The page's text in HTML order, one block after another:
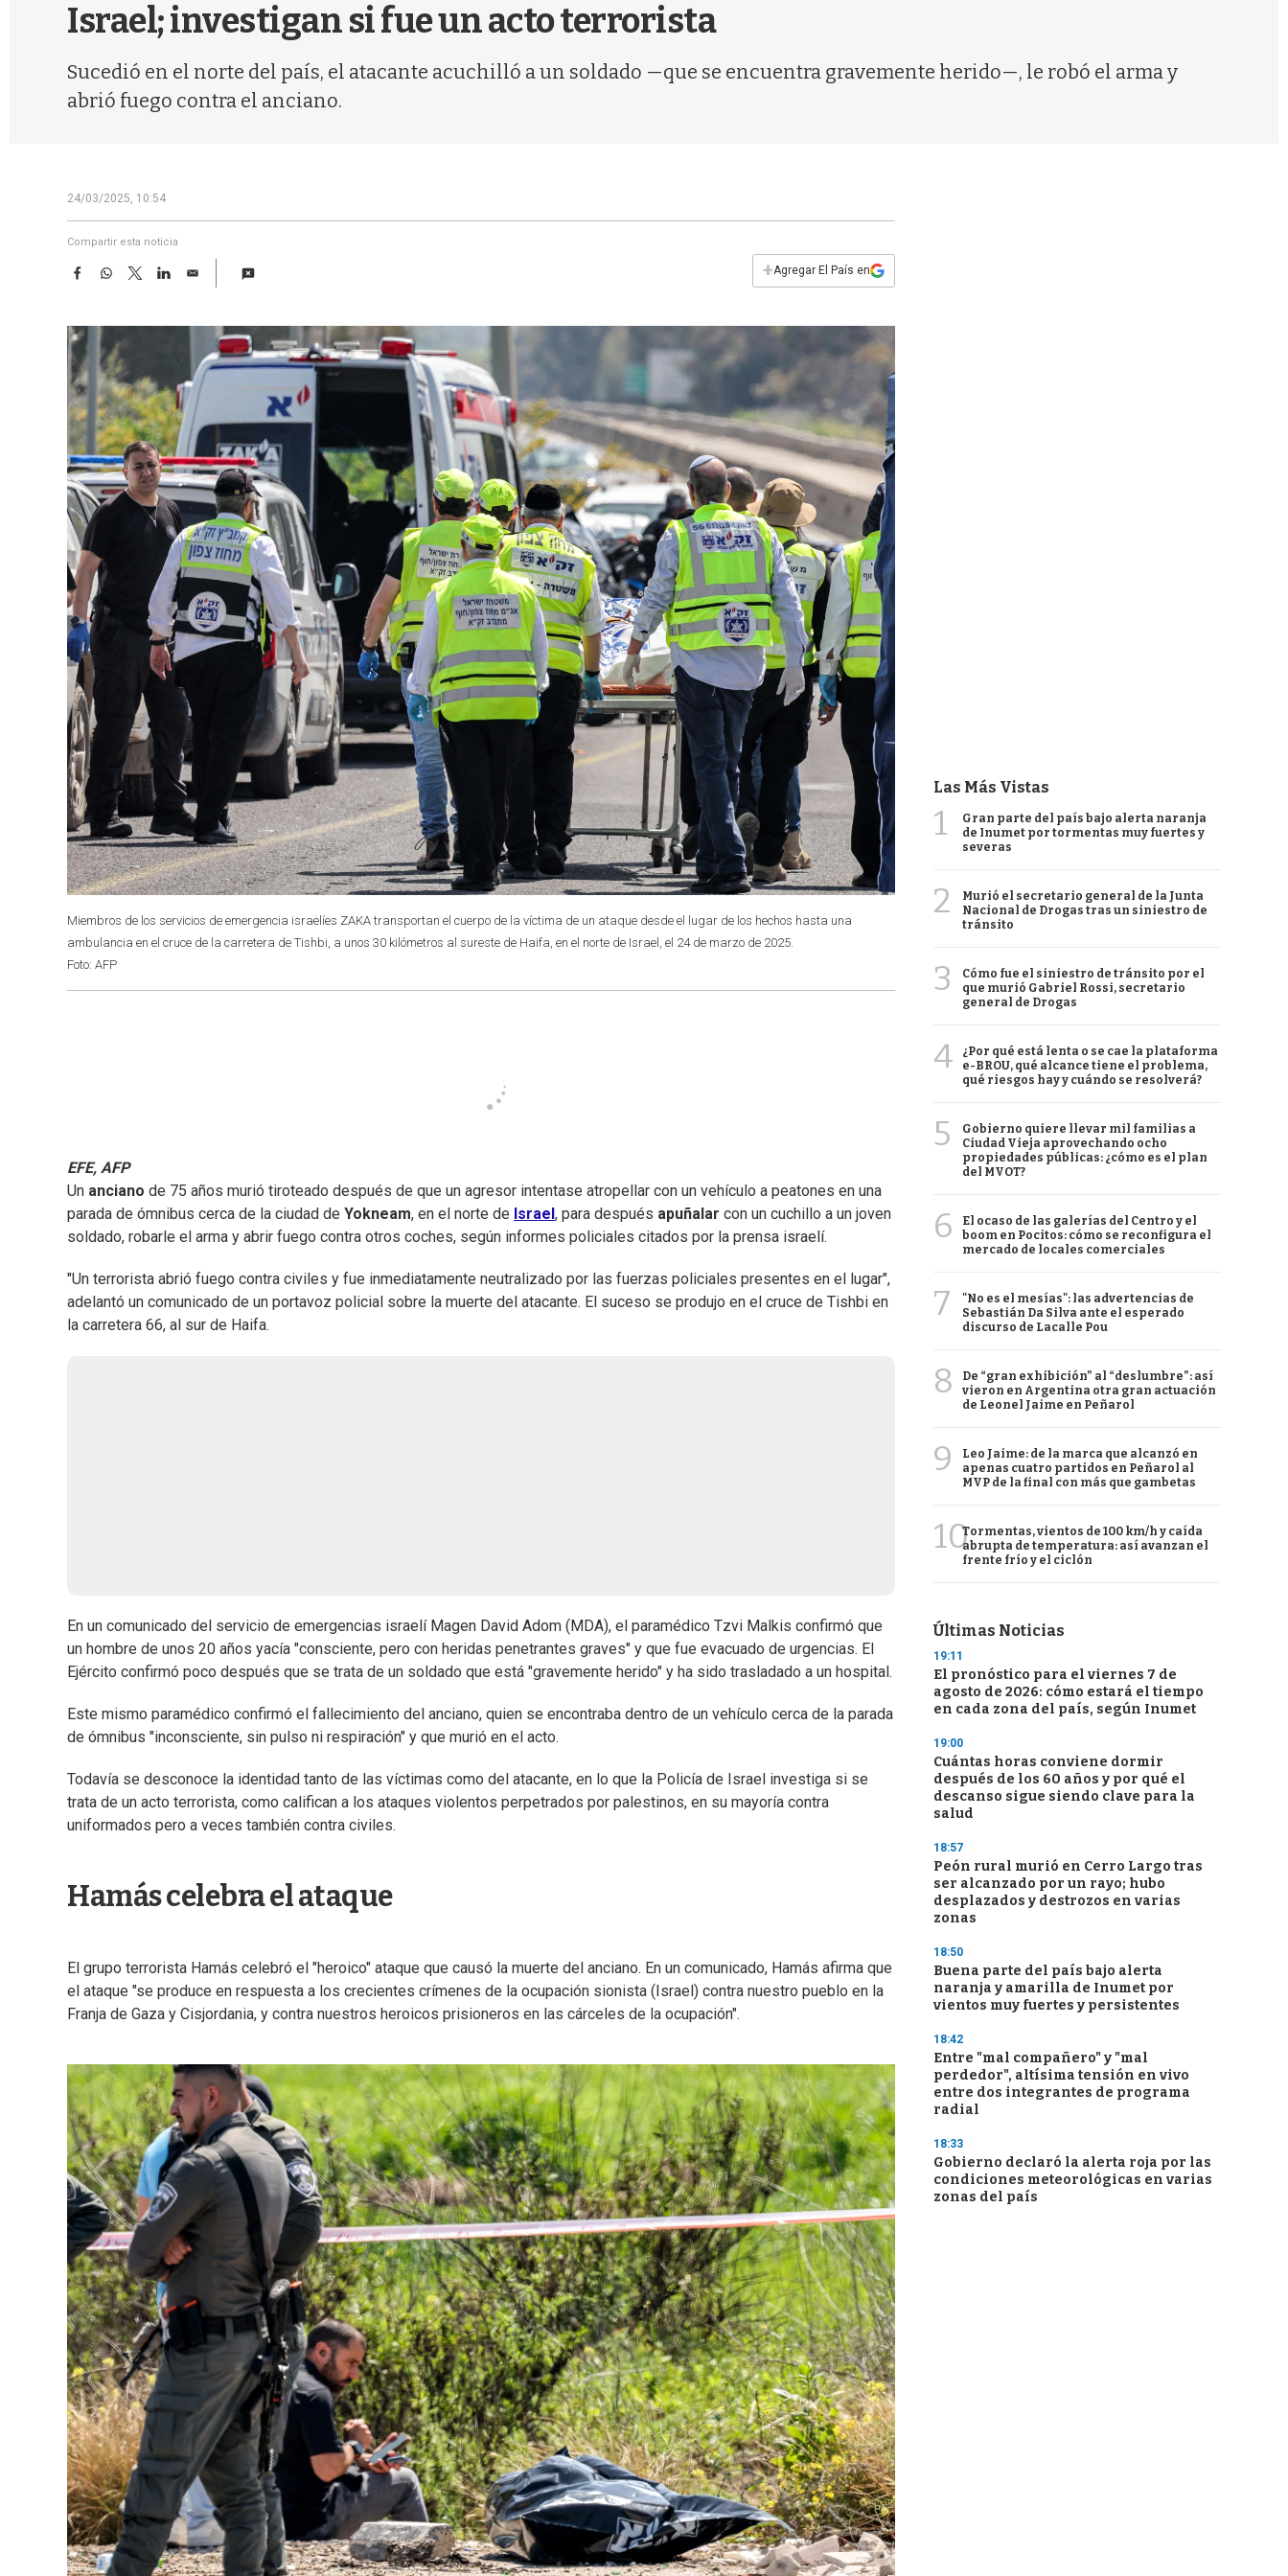
Israel; investigan si fue un acto terrorista
Sucedió en el norte del país, el atacante acuchilló a un soldado —que se encuentra gravemente herido—, le robó el arma y
abrió fuego contra el anciano.
24/03/2025, 10:54
Compartir esta noticia
F
e
b
o
o
k
W
t
s
A
p
p
T
w
t
r
L
k
I
n
E
i
+Agregar El País en
Miembros de los servicios de emergencia israelíes ZAKA transportan el cuerpo de la víctima de un ataque desde el lugar de los hechos hasta una
ambulancia en el cruce de la carretera de Tishbi, a unos 30 kilómetros al sureste de Haifa, en el norte de Israel, el 24 de marzo de 2025.
Foto: AFP
EFE, AFP
Un anciano de 75 años murió tiroteado después de que un agresor intentase atropellar con un vehículo a peatones en una
parada de ómnibus cerca de la ciudad de Yokneam, en el norte de Israel , para después apuñalar con un cuchillo a un joven
soldado, robarle el arma y abrir fuego contra otros coches, según informes policiales citados por la prensa israelí.
"Un terrorista abrió fuego contra civiles y fue inmediatamente neutralizado por las fuerzas policiales presentes en el lugar",
adelantó un comunicado de un portavoz policial sobre la muerte del atacante. El suceso se produjo en el cruce de Tishbi en
la carretera 66, al sur de Haifa.
En un comunicado del servicio de emergencias israelí Magen David Adom (MDA), el paramédico Tzvi Malkis confirmó que
un hombre de unos 20 años yacía "consciente, pero con heridas penetrantes graves" y que fue evacuado de urgencias. El
Ejército confirmó poco después que se trata de un soldado que está "gravemente herido" y ha sido trasladado a un hospital.
Este mismo paramédico confirmó el fallecimiento del anciano, quien se encontraba dentro de un vehículo cerca de la parada
de ómnibus "inconsciente, sin pulso ni respiración" y que murió en el acto.
Todavía se desconoce la identidad tanto de las víctimas como del atacante, en lo que la Policía de Israel investiga si se
trata de un acto terrorista, como califican a los ataques violentos perpetrados por palestinos, en su mayoría contra
uniformados pero a veces también contra civiles.
Hamás celebra el ataque
El grupo terrorista Hamás celebró el "heroico" ataque que causó la muerte del anciano. En un comunicado, Hamás afirma que
el ataque "se produce en respuesta a los crecientes crímenes de la ocupación sionista (Israel) contra nuestro pueblo en la
Franja de Gaza y Cisjordania, y contra nuestros heroicos prisioneros en las cárceles de la ocupación".
Las Más Vistas
1
Gran parte del país bajo alerta naranja
de Inumet por tormentas muy fuertes y
severas
2
Murió el secretario general de la Junta
Nacional de Drogas tras un siniestro de
tránsito
3
Cómo fue el siniestro de tránsito por el
que murió Gabriel Rossi, secretario
general de Drogas
4
¿Por qué está lenta o se cae la plataforma
e-BROU, qué alcance tiene el problema,
qué riesgos hay y cuándo se resolverá?
5
Gobierno quiere llevar mil familias a
Ciudad Vieja aprovechando ocho
propiedades públicas: ¿cómo es el plan
del MVOT?
6
El ocaso de las galerías del Centro y el
boom en Pocitos: cómo se reconfigura el
mercado de locales comerciales
7
"No es el mesías": las advertencias de
Sebastián Da Silva ante el esperado
discurso de Lacalle Pou
8
De “gran exhibición” al “deslumbre”: así
vieron en Argentina otra gran actuación
de Leonel Jaime en Peñarol
9
Leo Jaime: de la marca que alcanzó en
apenas cuatro partidos en Peñarol al
MVP de la final con más que gambetas
10Tormentas, vientos de 100 km/h y caída
abrupta de temperatura: así avanzan el
frente frío y el ciclón
Últimas Noticias
19:11
El pronóstico para el viernes 7 de
agosto de 2026: cómo estará el tiempo
en cada zona del país, según Inumet
19:00
Cuántas horas conviene dormir
después de los 60 años y por qué el
descanso sigue siendo clave para la
salud
18:57
Peón rural murió en Cerro Largo tras
ser alcanzado por un rayo; hubo
desplazados y destrozos en varias
zonas
18:50
Buena parte del país bajo alerta
naranja y amarilla de Inumet por
vientos muy fuertes y persistentes
18:42
Entre "mal compañero" y "mal
perdedor", altísima tensión en vivo
entre dos integrantes de programa
radial
18:33
Gobierno declaró la alerta roja por las
condiciones meteorológicas en varias
zonas del país